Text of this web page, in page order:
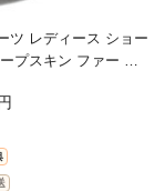
ツ レディース ショー
プスキン ファー ボ
ー EMU W10937 チ